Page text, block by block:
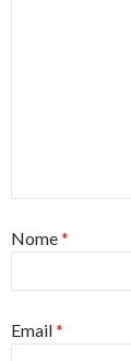
Nome*
Email*